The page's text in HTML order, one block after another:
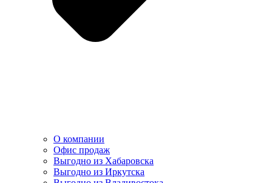
О компании
Офис продаж
Выгодно из Хабаровска
Выгодно из Иркутска